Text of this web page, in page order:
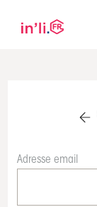
Adresse email